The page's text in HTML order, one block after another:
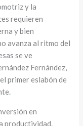
y la
requieren
y bien
avanza al ritmo del
se ve
Fernández,
primer eslabón de
en
productividad.